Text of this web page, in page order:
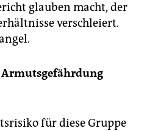
glauben macht, der
verschleiert.
Armutsgefährdung
für diese Gruppe